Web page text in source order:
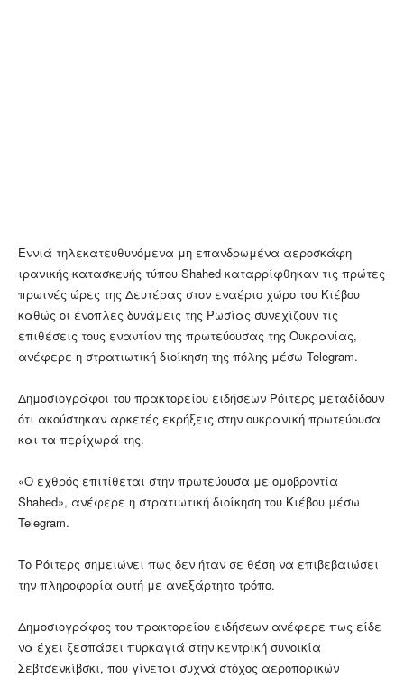
Εννιά τηλεκατευθυνόμενα μη επανδρωμένα αεροσκάφη
ιρανικής κατασκευής τύπου Shahed καταρρίφθηκαν τις πρώτες
πρωινές ώρες της Δευτέρας στον εναέριο χώρο του Κιέβου
καθώς οι ένοπλες δυνάμεις της Ρωσίας συνεχίζουν τις
επιθέσεις τους εναντίον της πρωτεύουσας της Ουκρανίας,
ανέφερε η στρατιωτική διοίκηση της πόλης μέσω Telegram.
Δημοσιογράφοι του πρακτορείου ειδήσεων Ρόιτερς μεταδίδουν
ότι ακούστηκαν αρκετές εκρήξεις στην ουκρανική πρωτεύουσα
και τα περίχωρά της.
«Ο εχθρός επιτίθεται στην πρωτεύουσα με ομοβροντία
Shahed», ανέφερε η στρατιωτική διοίκηση του Κιέβου μέσω
Telegram.
Το Ρόιτερς σημειώνει πως δεν ήταν σε θέση να επιβεβαιώσει
την πληροφορία αυτή με ανεξάρτητο τρόπο.
Δημοσιογράφος του πρακτορείου ειδήσεων ανέφερε πως είδε
να έχει ξεσπάσει πυρκαγιά στην κεντρική συνοικία
Σεβτσενκίβσκι, που γίνεται συχνά στόχος αεροπορικών